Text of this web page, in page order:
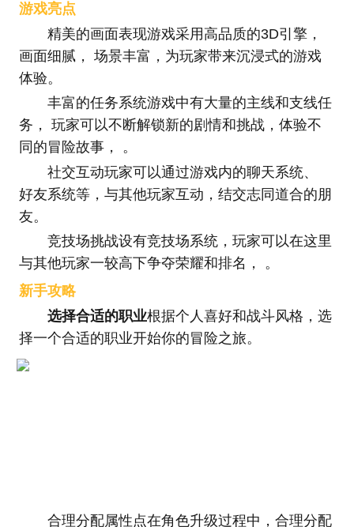
游戏亮点
精美的画面表现游戏采用高品质的3D引擎，
画面细腻， 场景丰富，为玩家带来沉浸式的游戏
体验。
丰富的任务系统游戏中有大量的主线和支线任
务， 玩家可以不断解锁新的剧情和挑战，体验不
同的冒险故事， 。
社交互动玩家可以通过游戏内的聊天系统、
好友系统等，与其他玩家互动，结交志同道合的朋
友。
竞技场挑战设有竞技场系统，玩家可以在这里
与其他玩家一较高下争夺荣耀和排名， 。
新手攻略
选择合适的职业根据个人喜好和战斗风格，选
择一个合适的职业开始你的冒险之旅。
合理分配属性点在角色升级过程中，合理分配